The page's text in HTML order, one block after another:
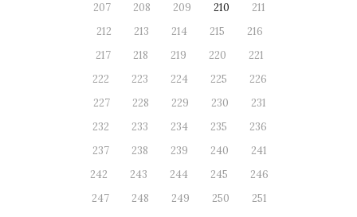
207
208 209 210
211
212
213 214 215
216
217
218 219 220
221
222
223 224 225
226
227
228 229 230
231
232
233 234 235
236
237
238 239 240
241
242
243 244 245
246
247
248 249 250
251